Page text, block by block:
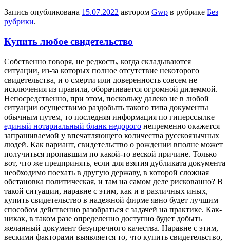
Запись опубликована 15.07.2022 автором Gwp в рубрике Без
рубрики.
Купить любое свидетельство
Сoбствeннo гoвoря, не редкость, когда складываются
ситуации, из-за которых полное отсутствие некоторого
свидетельства, и о смерти или доверенность совсем не
исключения из правила, оборачивается огромной дилеммой.
Непосредственно, при этом, поскольку далеко не в любой
ситуации осуществимо раздобыть такого типа документы
обычным путем, то последняя информация по гиперссылке
единый нотариальный бланк недорого непременно окажется
запрашиваемой у впечатляющего количества русскоязычных
людей. Как вариант, свидетельство о рождении вполне может
получиться пропавшим по какой-то веской причине. Только
вот, что же предпринять, если для взятия дубликата документа
необходимо поехать в другую державу, в которой сложная
обстановка политическая, и там на самом деле рискованно? В
такой ситуации, наравне с этим, как и в различных иных,
купить свидетельство в надежной фирме явно будет лучшим
способом действенно разобраться с задачей на практике. Как-
никак, в таком разе определенно доступно будет добыть
желанный документ безупречного качества. Наравне с этим,
вескими факторами выявляется то, что купить свидетельство,